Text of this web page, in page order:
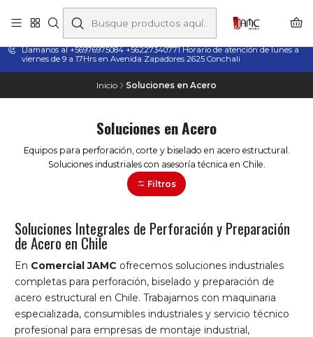
Taladros Magnéticos en Chile | Venta, Arriendo y Servicio
Técnico
Llamanos al +56976975084 +56227340771 Horario de atención de lunes a
viernes de 9 a 17Hrs en Avenida Zapadores 2625 Conchali
Inicio Soluciones en Acero
Soluciones en Acero
Equipos para perforación, corte y biselado en acero estructural.
Soluciones industriales con asesoría técnica en Chile.
Filtros
Soluciones Integrales de Perforación y Preparación
de Acero en Chile
En Comercial JAMC ofrecemos soluciones industriales
completas para perforación, biselado y preparación de
acero estructural en Chile. Trabajamos con maquinaria
especializada, consumibles industriales y servicio técnico
profesional para empresas de montaje industrial,